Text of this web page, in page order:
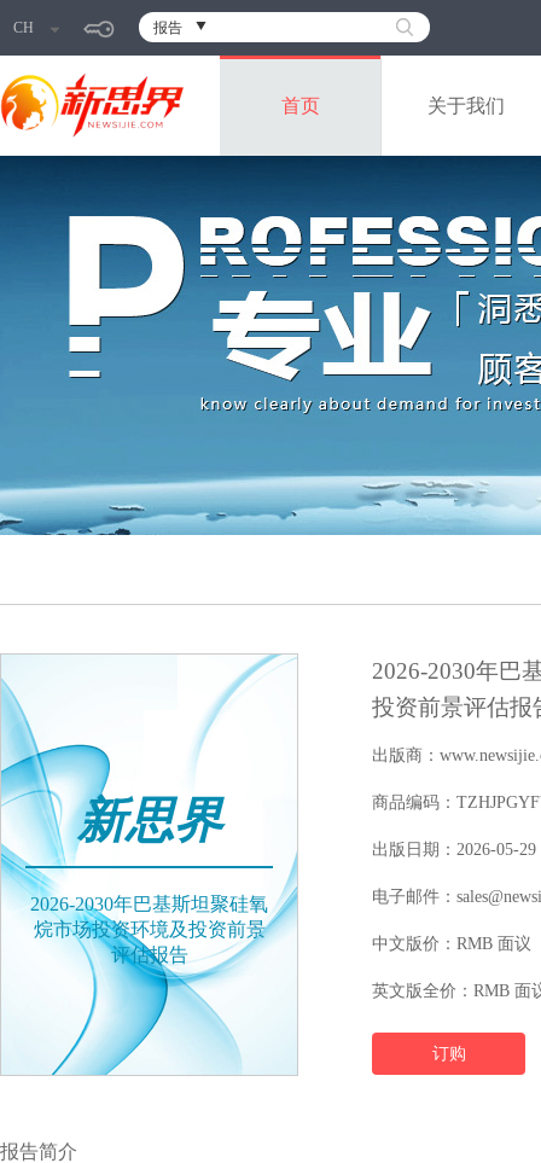
CH 报告
首页 关于我们
新思界
2026-2030年巴基斯坦聚硅氧
烷市场投资环境及投资前景
评估报告
2026-2030年巴
投资前景评估报
出版商：
商品编码：
出版日期：2026-05-29
电子邮件：
中文版价：RMB 面议
英文版全价：RMB 面
订购
报告简介